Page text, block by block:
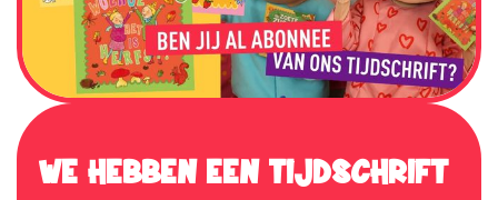
WE HEBBEN EEN TIJDSCHRIFT